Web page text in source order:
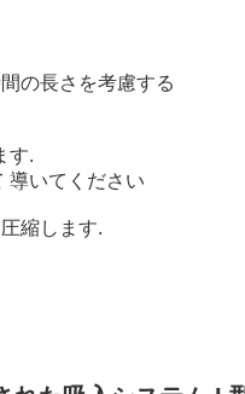
の長さを考慮する
す.
導いてください
縮します.